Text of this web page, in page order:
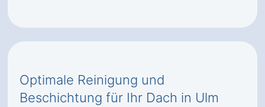
Optimale Reinigung und
Beschichtung für Ihr Dach in Ulm